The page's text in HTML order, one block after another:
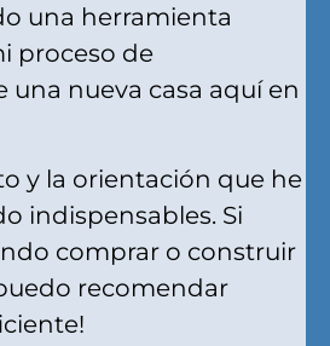
una herramienta
proceso de
una nueva casa aquí en
y la orientación que he
indispensables. Si
comprar o construir
recomendar